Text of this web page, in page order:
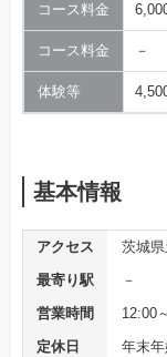
コース料金
コース料金 －
体験等
基本情報
アクセス
茨城
最寄り駅
－
営業時間
12:00
定休日
年末